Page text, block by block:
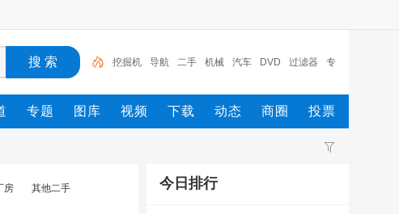
挖掘机 导航 二手 机械 汽车 DVD 过滤器 专
车专用 车载
专题 图库 视频 下载 动态 商圈 投票
房 其他二手 今日排行